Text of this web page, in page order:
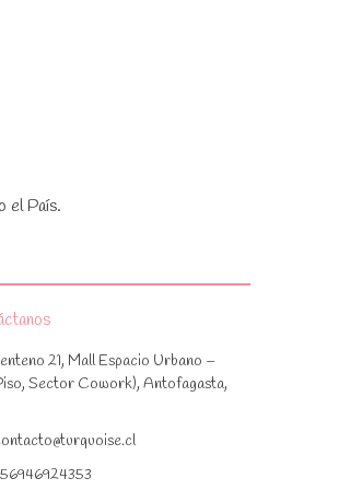
el País.
21, Mall Espacio Urbano –
Sector Cowork), Antofagasta,